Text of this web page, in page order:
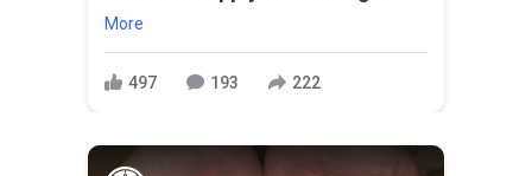
More
497 193 222